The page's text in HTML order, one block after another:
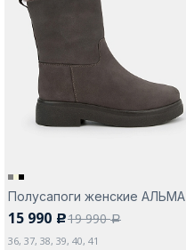
Полусапоги женские АЛЬМА
15 990 c19 990a
36, 37, 38, 39, 40, 41